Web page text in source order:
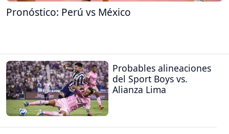
Pronóstico: Perú vs México
Probables alineaciones
del Sport Boys vs.
Alianza Lima